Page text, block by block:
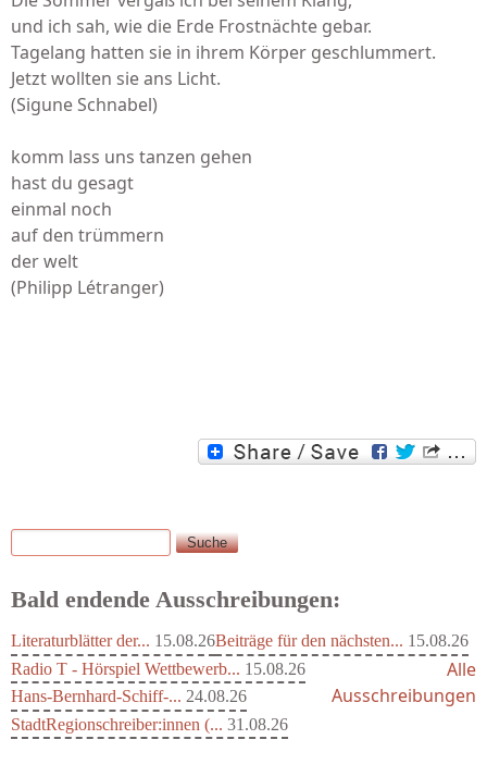
und ich sah, wie die Erde Frostnächte gebar.
Tagelang hatten sie in ihrem Körper geschlummert.
Jetzt wollten sie ans Licht.
(Sigune Schnabel)
komm lass uns tanzen gehen
hast du gesagt
einmal noch
auf den trümmern
der welt
(Philipp Létranger)
Suchformular
Suche
Bald endende Ausschreibungen:
Literaturblätter der... 15.08.26Beiträge für den nächsten... 15.08.26
Radio T - Hörspiel Wettbewerb... 15.08.26
Hans-Bernhard-Schiff-... 24.08.26
StadtRegionschreiber:innen (... 31.08.26
Alle
Ausschreibungen